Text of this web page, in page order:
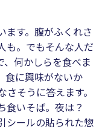
ます。腹がふくれさ
も。でもそんな人だ
、何かしらを食べま
に興味がないか
そうに答えます。
食いそば。夜は？
シールの貼られた惣